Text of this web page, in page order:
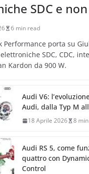
SDC e
6 min read
Performance porta su
SDC, CDC,
Kardon da 900 W.
Audi V6:
Audi, dalla Typ M
18 Aprile 2026 8
Audi RS 5, come
quattro con
Control